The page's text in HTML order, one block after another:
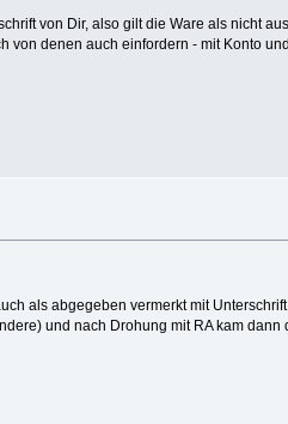
von Dir, also gilt die Ware als nicht
von denen auch einfordern - mit Konto
als abgegeben vermerkt mit
und nach Drohung mit RA kam